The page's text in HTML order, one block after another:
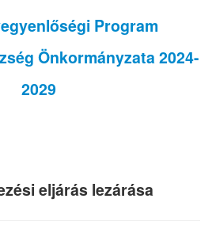
Program
Önkormányzata 2024-
2029
eljárás lezárása